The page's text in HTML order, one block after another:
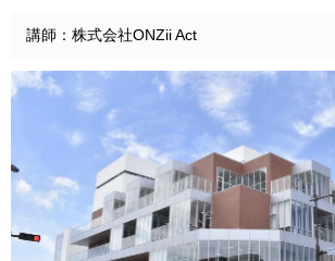
講師：株式会社ONZii Act